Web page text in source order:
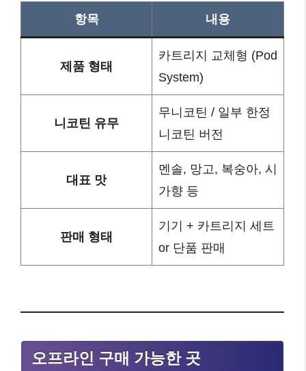
항목 내용
제품 형태
카트리지 교체형 (Pod
System)
니코틴 유무
무니코틴 / 일부 한정
니코틴 버전
대표 맛
멘솔, 망고, 복숭아, 시
가향 등
판매 형태
기기 + 카트리지 세트
or 단품 판매
오프라인 구매 가능한 곳